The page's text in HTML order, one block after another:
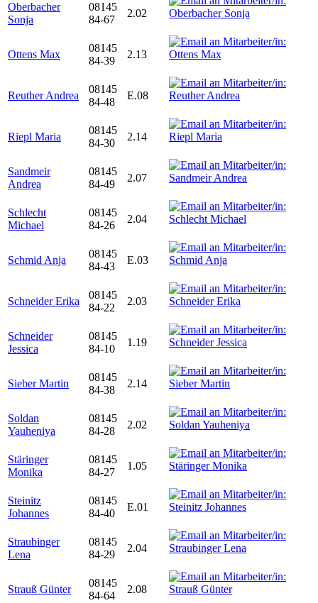
Oberbacher
Sonja
08145
84-67
2.02
Ottens Max
08145
84-39
2.13
Reuther Andrea
08145
84-48
E.08
Riepl Maria
08145
84-30
2.14
Sandmeir
Andrea
08145
84-49
2.07
Schlecht
Michael
08145
84-26
2.04
Schmid Anja
08145
84-43
E.03
Schneider Erika
08145
84-22
2.03
Schneider
Jessica
08145
84-10
1.19
Sieber Martin
08145
84-38
2.14
Soldan
Yauheniya
08145
84-28
2.02
Stäringer
Monika
08145
84-27
1.05
Steinitz
Johannes
08145
84-40
E.01
Straubinger
Lena
08145
84-29
2.04
Strauß Günter
08145
84-64
2.08